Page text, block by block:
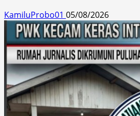
KamiluProbo01 05/08/2026